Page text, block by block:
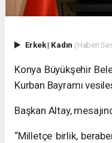
Erkek| Kadın (Haberi
Konya Büyükşehir
Kurban Bayramı
Başkan Altay,
“Milletçe birlik,